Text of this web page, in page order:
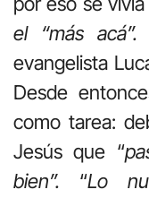
el “más acá”.
evangelista
Desde
como tarea:
Jesús que “
bien”. “Lo